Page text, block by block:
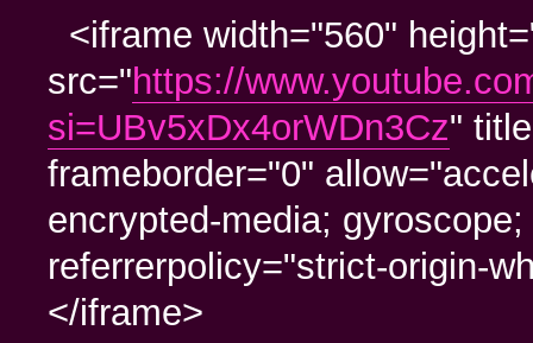
<iframe width="560"
src="https://
si=UBv5xDx4orWDn3Cz"
frameborder="0"
encrypted-media;
referrerpolicy="strict-origin-
</iframe>